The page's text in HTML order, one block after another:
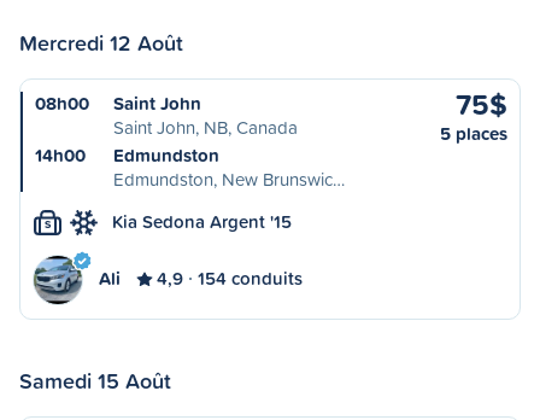
Mercredi 12 Août
08h00
Saint John
Saint John, NB, Canada
14h00
Edmundston
Edmundston, New Brunswic…
75$
5 places
S Kia Sedona Argent '15
Ali 4,9 154 conduits
Samedi 15 Août